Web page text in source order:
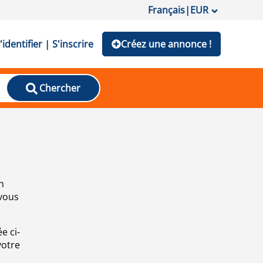
Français|EUR
| S'inscrire Créez une annonce !
Chercher
ci-